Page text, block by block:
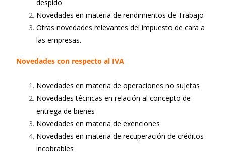
despido
Novedades en materia de rendimientos de Trabajo
Otras novedades relevantes del impuesto de cara a
las empresas.
Novedades con respecto al IVA
Novedades en materia de operaciones no sujetas
Novedades técnicas en relación al concepto de
entrega de bienes
Novedades en materia de exenciones
Novedades en materia de recuperación de créditos
incobrables